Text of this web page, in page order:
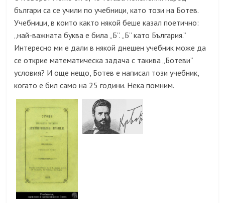
българи са се учили по учебници, като този на Ботев.
Учебници, в които както някой беше казал поетично:
„най-важната буква е била „Б”. „Б” като България.”
Интересно ми е дали в някой днешен учебник може да
се открие математическа задача с такива „Ботеви”
условия? И още нещо, Ботев е написал този учебник,
когато е бил само на 25 години. Нека помним.